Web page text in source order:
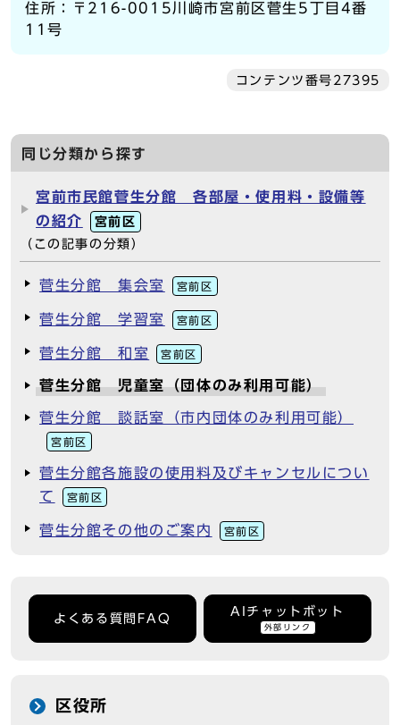
住所：〒216-0015川崎市宮前区菅生5丁目4番
11号
コンテンツ番号27395
同じ分類から探す
宮前市民館菅生分館 各部屋・使用料・設備等
の紹介
宮前区
（この記事の分類）
菅生分館 集会室 宮前区
菅生分館 学習室 宮前区
菅生分館 和室 宮前区
菅生分館 児童室（団体のみ利用可能）
菅生分館 談話室（市内団体のみ利用可能）
宮前区
菅生分館各施設の使用料及びキャンセルについ
て
宮前区
菅生分館その他のご案内 宮前区
よくある質問FAQ
AIチャットボット
外部リンク
区役所